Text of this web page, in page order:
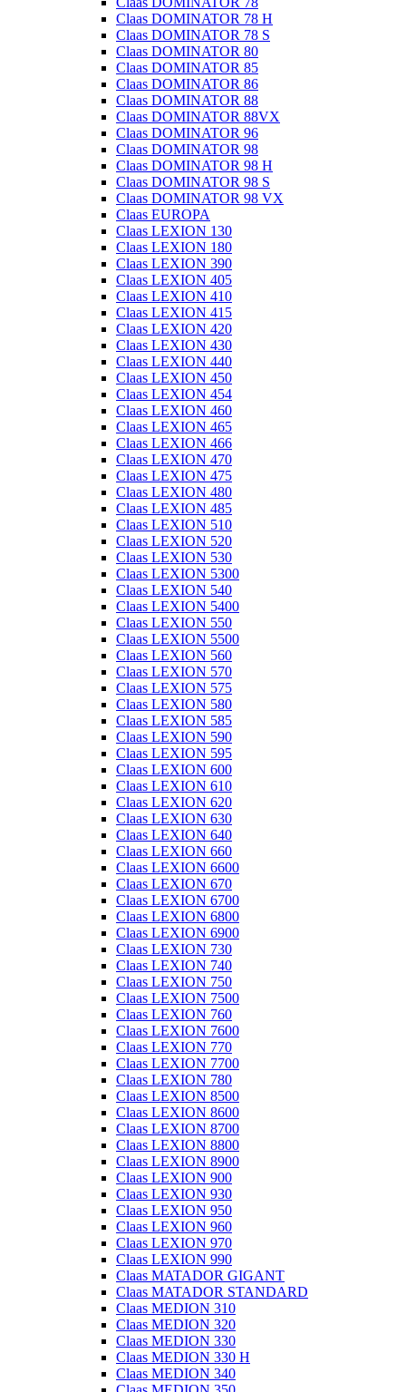
Claas DOMINATOR 78 H
Claas DOMINATOR 78 S
Claas DOMINATOR 80
Claas DOMINATOR 85
Claas DOMINATOR 86
Claas DOMINATOR 88
Claas DOMINATOR 88VX
Claas DOMINATOR 96
Claas DOMINATOR 98
Claas DOMINATOR 98 H
Claas DOMINATOR 98 S
Claas DOMINATOR 98 VX
Claas EUROPA
Claas LEXION 130
Claas LEXION 180
Claas LEXION 390
Claas LEXION 405
Claas LEXION 410
Claas LEXION 415
Claas LEXION 420
Claas LEXION 430
Claas LEXION 440
Claas LEXION 450
Claas LEXION 454
Claas LEXION 460
Claas LEXION 465
Claas LEXION 466
Claas LEXION 470
Claas LEXION 475
Claas LEXION 480
Claas LEXION 485
Claas LEXION 510
Claas LEXION 520
Claas LEXION 530
Claas LEXION 5300
Claas LEXION 540
Claas LEXION 5400
Claas LEXION 550
Claas LEXION 5500
Claas LEXION 560
Claas LEXION 570
Claas LEXION 575
Claas LEXION 580
Claas LEXION 585
Claas LEXION 590
Claas LEXION 595
Claas LEXION 600
Claas LEXION 610
Claas LEXION 620
Claas LEXION 630
Claas LEXION 640
Claas LEXION 660
Claas LEXION 6600
Claas LEXION 670
Claas LEXION 6700
Claas LEXION 6800
Claas LEXION 6900
Claas LEXION 730
Claas LEXION 740
Claas LEXION 750
Claas LEXION 7500
Claas LEXION 760
Claas LEXION 7600
Claas LEXION 770
Claas LEXION 7700
Claas LEXION 780
Claas LEXION 8500
Claas LEXION 8600
Claas LEXION 8700
Claas LEXION 8800
Claas LEXION 8900
Claas LEXION 900
Claas LEXION 930
Claas LEXION 950
Claas LEXION 960
Claas LEXION 970
Claas LEXION 990
Claas MATADOR GIGANT
Claas MATADOR STANDARD
Claas MEDION 310
Claas MEDION 320
Claas MEDION 330
Claas MEDION 330 H
Claas MEDION 340